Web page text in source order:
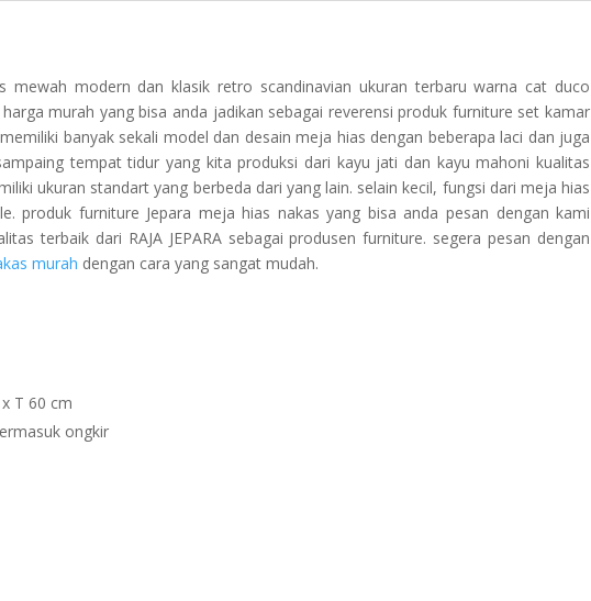
mewah modern dan klasik retro scandinavian ukuran terbaru warna cat duco
murah yang bisa anda jadikan sebagai reverensi produk furniture set kamar
banyak sekali model dan desain meja hias dengan beberapa laci dan juga
tempat tidur yang kita produksi dari kayu jati dan kayu mahoni kualitas
ukuran standart yang berbeda dari yang lain. selain kecil, fungsi dari meja hias
produk furniture Jepara meja hias nakas yang bisa anda pesan dengan kami
terbaik dari RAJA JEPARA sebagai produsen furniture. segera pesan dengan
murah dengan cara yang sangat mudah.
T 60 cm
ongkir